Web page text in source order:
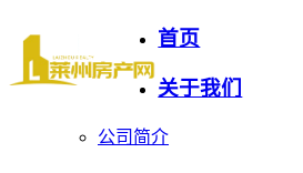
首页
关于我们
公司简介